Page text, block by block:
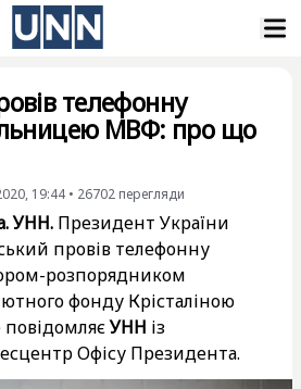
телефонну
МВФ: про що
19:44 • 26702 перегляди
УНН. Президент України
провів телефонну
розпорядником
фонду Крісталіною
повідомляєУНН із
Офісу Президента.